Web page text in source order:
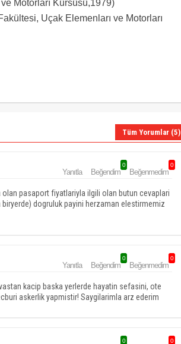
Motorları Kürsüsü,1979)
Uçak Elemenları ve Motorları
Tüm Yorumlar (5)
Yanıtla Beğendim
0
Beğenmedim
0
pasaport fiyatlariyla ilgili olan butun cevaplari
dogruluk payini herzaman elestirmemiz
Yanıtla Beğendim
0
Beğenmedim
0
kacip baska yerlerde hayatin sefasini, ote
askerlik yapmistir! Saygilarimla arz ederim
0 0